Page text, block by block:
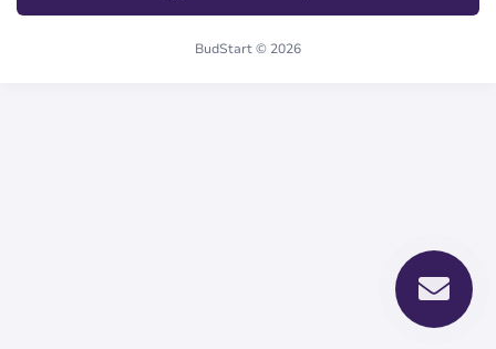
BudStart © 2026